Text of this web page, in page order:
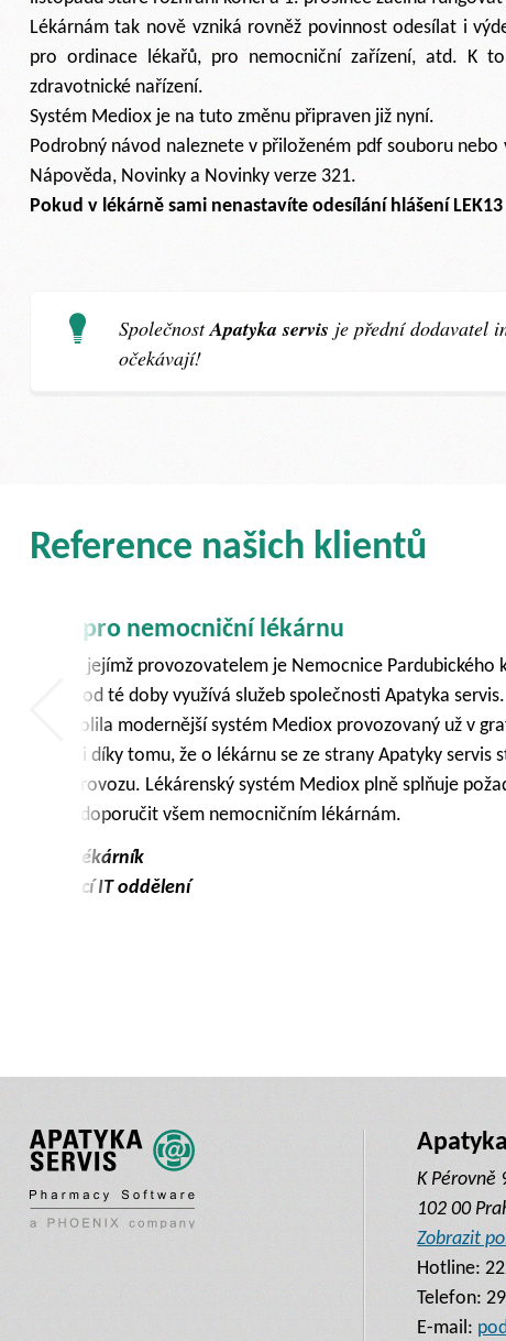
Lékárnám tak nově vzniká rovněž povinnost odesílat i
pro ordinace lékařů, pro nemocniční zařízení, atd. K
zdravotnické nařízení.
Systém Mediox je na tuto změnu připraven již nyní.
Podrobný návod naleznete v přiloženém pdf souboru
Nápověda, Novinky a Novinky verze 321.
Pokud v lékárně sami nenastavíte odesílání hlášení
SpolečnostApatyka servis je přední dodavatel
očekávají!
Reference našich klientů
Bez řízení to
Provozujeme síť
politiku a strategii.
podmínky. Nabízený
jednoho místa pro
využíváme od léta
museli věnovat
K Pérovně
102 00
Zobrazit
Hotline:
Telefon:
E-mail: